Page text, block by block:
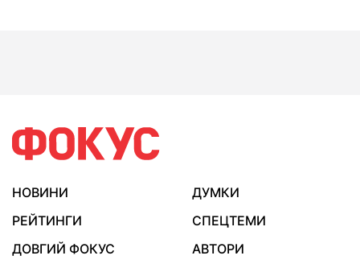
НОВИНИ
ДУМКИ
РЕЙТИНГИ
СПЕЦТЕМИ
ДОВГИЙ ФОКУС
АВТОРИ